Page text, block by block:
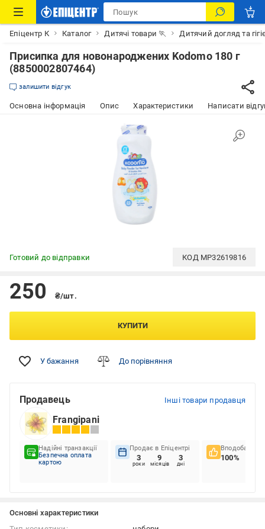
Епіцентр К Каталог Дитячі товари 🏃 Дитячий догляд та
Присипка для новонароджених Kodomo 180 г
(8850002807464)
залишити відгук
Основна інформація Опис Характеристики Написати
Готовий до відправки КОД MP32619816
250 ₴/шт.
КУПИТИ
У бажання До порівняння
Продавець Інші товари продавця
Frangipani
Надійні транзакції
Безпечна оплата
картою
Продає в Епіцентрі
3
роки
9
місяців
3
дні
Вподобання
100%
Основні характеристики